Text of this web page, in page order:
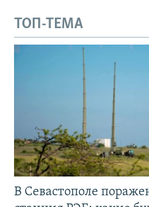
ТОП-ТЕМА
В Севастополе